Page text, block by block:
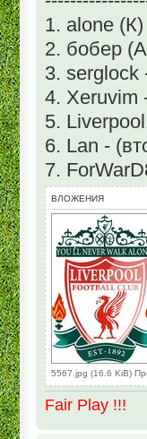
1. alone
2. бобер
3. serglock
4. Xeruvim
5.
6. Lan -
7.
ВЛОЖЕНИЯ
5567.jpg (16.6 KiB)
Fair Play !!!